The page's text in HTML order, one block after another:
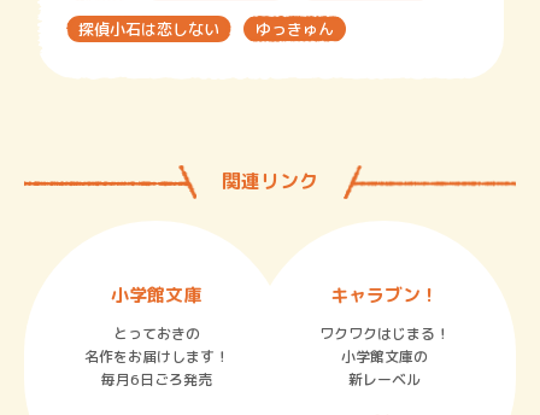
探偵小石は恋しない
ゆっきゅん
関連リンク
小学館文庫
とっておきの
名作をお届けします！
毎月6日ごろ発売
キャラブン！
ワクワクはじまる！
小学館文庫の
新レーベル